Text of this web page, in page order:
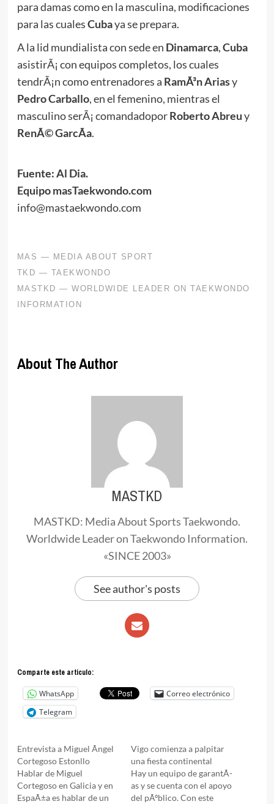
para damas como en la masculina, modificaciones
para las cualesCubaya se prepara.
A la lid mundialista con sede en Dinamarca,Cuba
asistirÃ¡ con equipos completos, los cuales
tendrÃ¡n como entrenadores a RamÃ³n Ariasy
Pedro Carballo, en el femenino, mientras el
masculino serÃ¡ comandadoporRoberto Abreuy
RenÃ© GarcÃ­a.
Fuente: Al Dia.
Equipo masTaekwondo.com
info@mastaekwondo.com
About The Author
MASTKD
MASTKD: Media About Sports Taekwondo.
Worldwide Leader on Taekwondo Information.
«SINCE 2003»
See author's posts
Comparte este articulo:
WhatsApp
Correo electrónico
Telegram
Entrevista a Miguel Ãngel
Cortegoso Estonllo
Hablar de Miguel
Cortegoso en Galicia y en
EspaÃ±a es hablar de un
Vigo comienza a palpitar
una fiesta continental
Hay un equipo de garantÃ­
as y se cuenta con el apoyo
del pÃºblico. Con este